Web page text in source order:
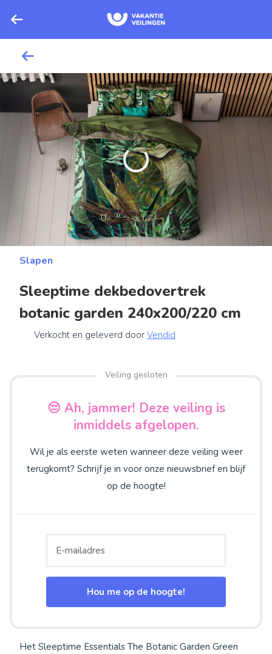
Slapen
Sleeptime dekbedovertrek
botanic garden 240x200/220 cm
Verkocht en geleverd door Vendid
Veiling gesloten
😔 Ah, jammer! Deze veiling is
inmiddels afgelopen.
Wil je als eerste weten wanneer deze veiling weer
terugkomt? Schrijf je in voor onze nieuwsbrief en blijf
op de hoogte!
Hou me op de hoogte!
Het Sleeptime Essentials The Botanic Garden Green